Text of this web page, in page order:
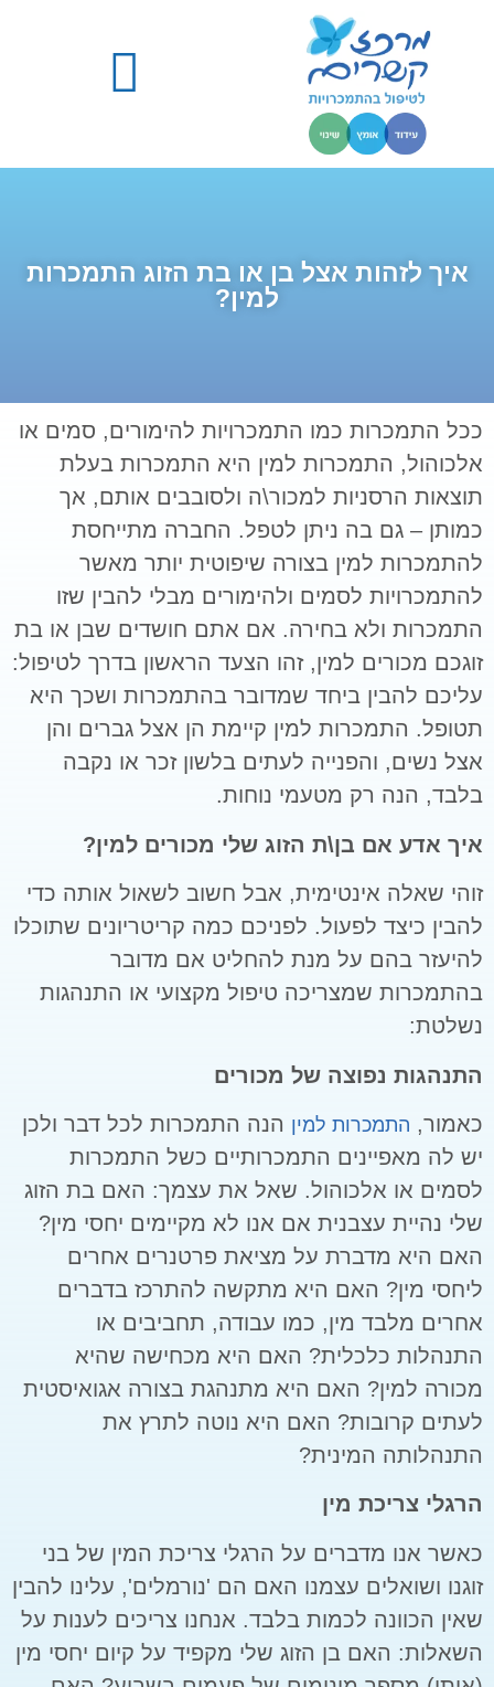
איך לזהות אצל בן או בת הזוג התמכרות
למין?
ככל התמכרות כמו התמכרויות להימורים, סמים או
אלכוהול, התמכרות למין היא התמכרות בעלת
תוצאות הרסניות למכור\ה ולסובבים אותם, אך
כמותן – גם בה ניתן לטפל. החברה מתייחסת
להתמכרות למין בצורה שיפוטית יותר מאשר
להתמכרויות לסמים ולהימורים מבלי להבין שזו
התמכרות ולא בחירה. אם אתם חושדים שבן או בת
זוגכם מכורים למין, זהו הצעד הראשון בדרך לטיפול:
עליכם להבין ביחד שמדובר בהתמכרות ושכך היא
תטופל. התמכרות למין קיימת הן אצל גברים והן
אצל נשים, והפנייה לעתים בלשון זכר או נקבה
בלבד, הנה רק מטעמי נוחות.
איך אדע אם בן\ת הזוג שלי מכורים למין?
זוהי שאלה אינטימית, אבל חשוב לשאול אותה כדי
להבין כיצד לפעול. לפניכם כמה קריטריונים שתוכלו
להיעזר בהם על מנת להחליט אם מדובר
בהתמכרות שמצריכה טיפול מקצועי או התנהגות
נשלטת:
התנהגות נפוצה של מכורים
כאמור, התמכרות למין הנה התמכרות לכל דבר ולכן
יש לה מאפיינים התמכרותיים כשל התמכרות
לסמים או אלכוהול. שאל את עצמך: האם בת הזוג
שלי נהיית עצבנית אם אנו לא מקיימים יחסי מין?
האם היא מדברת על מציאת פרטנרים אחרים
ליחסי מין? האם היא מתקשה להתרכז בדברים
אחרים מלבד מין, כמו עבודה, תחביבים או
התנהלות כלכלית? האם היא מכחישה שהיא
מכורה למין? האם היא מתנהגת בצורה אגואיסטית
לעתים קרובות? האם היא נוטה לתרץ את
התנהלותה המינית?
הרגלי צריכת מין
כאשר אנו מדברים על הרגלי צריכת המין של בני
זוגנו ושואלים עצמנו האם הם 'נורמלים', עלינו להבין
שאין הכוונה לכמות בלבד. אנחנו צריכים לענות על
השאלות: האם בן הזוג שלי מקפיד על קיום יחסי מין